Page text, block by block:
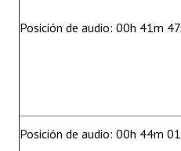
Posición de audio: 00h 41m
Posición de audio: 00h 44m